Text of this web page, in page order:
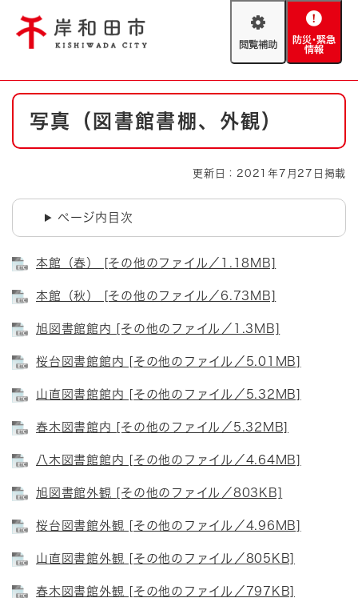
閲
助
防
緊
やさしい日本語
背景色変更 白 黒 青
防災・緊急情報 救急・消防
ハザードマップ AED設置箇所
本
写真（図書館書棚、外観）
更新日：2021年7月27日掲載
ページ内目次
本館（春） [その他のファイル／1.18MB]
本館（秋） [その他のファイル／6.73MB]
旭図書館館内 [その他のファイル／1.3MB]
桜台図書館館内 [その他のファイル／5.01MB]
山直図書館館内 [その他のファイル／5.32MB]
春木図書館内 [その他のファイル／5.32MB]
八木図書館館内 [その他のファイル／4.64MB]
旭図書館外観 [その他のファイル／803KB]
桜台図書館外観 [その他のファイル／4.96MB]
山直図書館外観 [その他のファイル／805KB]
春木図書館外観 [その他のファイル／797KB]